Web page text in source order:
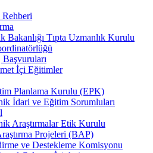
Rehberi
Bakanlığı Tıpta Uzmanlık Kurulu
Başvuruları
İçi Eğitimler
Planlama Kurulu (EPK)
İdari ve Eğitim Sorumluları
Araştırmalar Etik Kurulu
Projeleri (BAP)
ve Destekleme Komisyonu